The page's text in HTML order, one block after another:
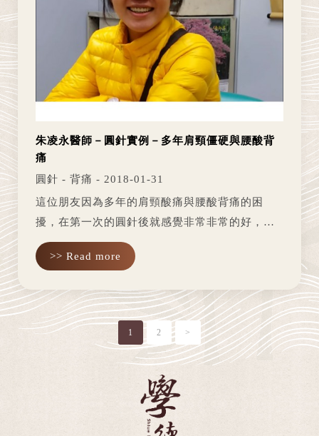
朱凌永醫師－圓針實例－多年肩頸僵硬與腰酸背
痛
圓針 - 背痛 - 2018-01-31
這位朋友因為多年的肩頸酸痛與腰酸背痛的困
擾，在第一次的圓針後就感覺非常非常的好，因
為之前的睡眠品質不是很好，嘗試了圓針後，回
去就非常好睡，而且肩頸放鬆很多。之後三天後
>> Read more
1 2 >